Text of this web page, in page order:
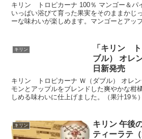
キリン トロピカーナ 100％ マンゴー＆パ
いっぱい浴びて育った果実をそのままかじ
ーな味わいが楽しめます。マンゴーとアッ
キリン
「キリン
ブル） オレ
日新発売
キリン トロピカーナ Ｗ（ダブル） オレン
モンとアップルをブレンドした爽やかな柑
しめる味わいに仕上げました。（果汁19
キリン
キリン 午後
ティーラテ